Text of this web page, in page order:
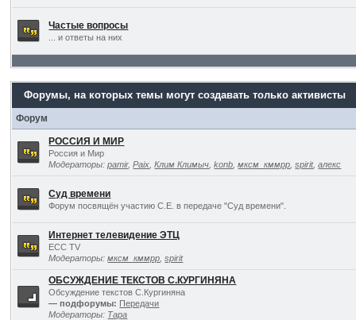
Частые вопросы
... и ответы на них
Форумы, на которых темы могут создавать только активисты
Форум
РОССИЯ И МИР
Россия и Мир
Модераторы:pamir,Paix ,Клим Климыч ,konb ,мксм_кммрр ,spirit,алекс
Суд времени
Форум посвящён участию С.Е. в передаче "Суд времени".
Интернет телевидение ЭТЦ
ECC TV
Модераторы:мксм_кммрр ,spirit
ОБСУЖДЕНИЕ ТЕКСТОВ С.КУРГИНЯНА
Обсуждение текстов С.Кургиняна
— подфорумы: Передачи
Модераторы: Тара